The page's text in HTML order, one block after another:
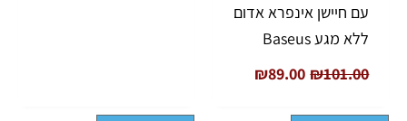
עם חיישן אינפרא אדום
ללא מגע Baseus
₪101.00
₪89.00